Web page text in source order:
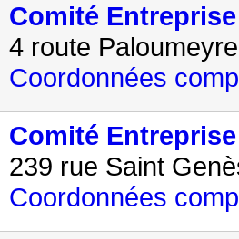
Comité
4 route
Coordonnées
Comité
239 rue Saint
Coordonnées